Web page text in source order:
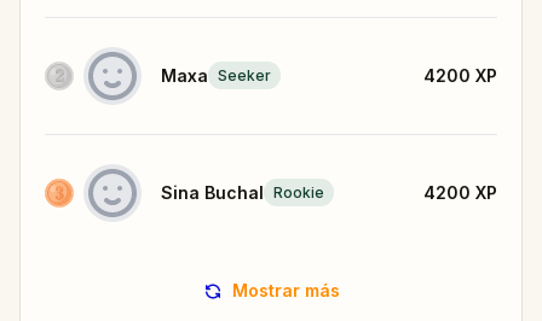
Maxa Seeker 4200 XP
Sina Buchal Rookie 4200 XP
Mostrar más